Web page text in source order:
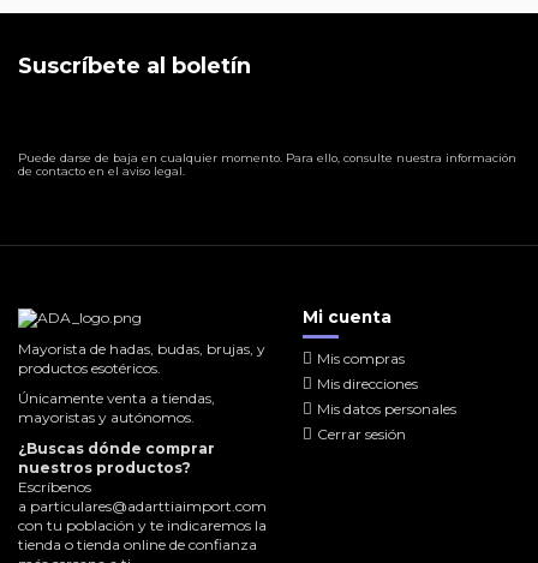
Suscríbete al boletín
Puede darse de baja en cualquier momento. Para ello, consulte nuestra información
de contacto en el aviso legal.
Mayorista de hadas, budas, brujas, y
productos esotéricos.
Únicamente venta a tiendas,
mayoristas y autónomos.
¿Buscas dónde comprar
nuestros productos?
Escríbenos
a particulares@adarttiaimport.com
con tu población y te indicaremos la
tienda o tienda online de confianza
Mi cuenta
Mis compras
Mis direcciones
Mis datos personales
Cerrar sesión